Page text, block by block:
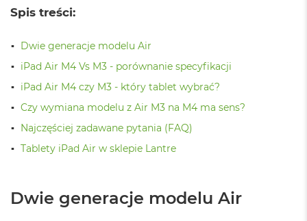
o
C
t
u
s
o
w
ż
ó
M
Spis treści:
Dwie generacje modelu Air
iPad Air M4 Vs M3 - porównanie specyfikacji
iPad Air M4 czy M3 - który tablet wybrać?
Czy wymiana modelu z Air M3 na M4 ma sens?
Najczęściej zadawane pytania (FAQ)
Tablety iPad Air w sklepie Lantre
Dwie generacje modelu Air